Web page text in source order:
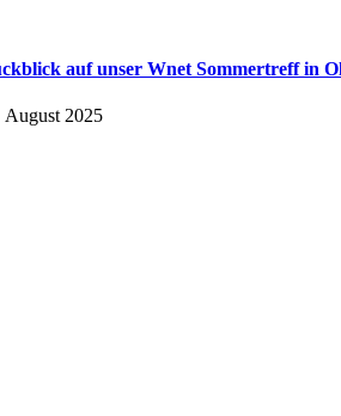
auf unser Wnet Sommertreff in
August 2025